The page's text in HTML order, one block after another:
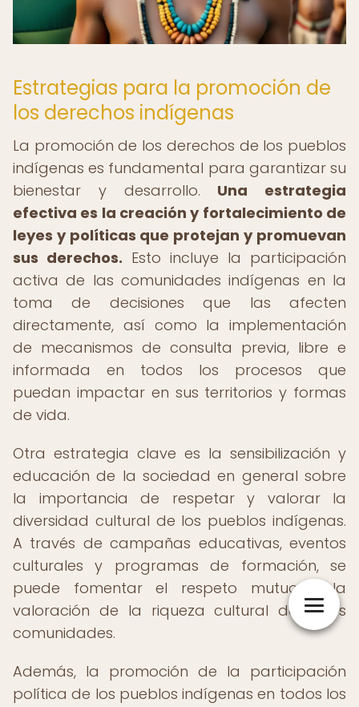
Estrategias para la promoción de
los derechos indígenas
La promoción de los derechos de los pueblos
indígenas es fundamental para garantizar su
bienestar y desarrollo. Una estrategia
efectiva es la creación y fortalecimiento de
leyes y políticas que protejan y promuevan
sus derechos. Esto incluye la participación
activa de las comunidades indígenas en la
toma de decisiones que las afecten
directamente, así como la implementación
de mecanismos de consulta previa, libre e
informada en todos los procesos que
puedan impactar en sus territorios y formas
de vida.
Otra estrategia clave es la sensibilización y
educación de la sociedad en general sobre
la importancia de respetar y valorar la
diversidad cultural de los pueblos indígenas.
A través de campañas educativas, eventos
culturales y programas de formación, se
puede fomentar el respeto mutuo y la
valoración de la riqueza cultural de estas
comunidades.
Además, la promoción de la participación
política de los pueblos indígenas en todos los